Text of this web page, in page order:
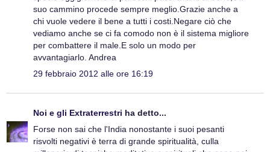
suo cammino procede sempre meglio.Grazie anche a
chi vuole vedere il bene a tutti i costi.Negare ciò che
vediamo anche se ci fa comodo non è il sistema migliore
per combattere il male.E solo un modo per
avvantagiarlo. Andrea
29 febbraio 2012 alle ore 16:19
Noi e gli Extraterrestri ha detto...
Forse non sai che l'India nonostante i suoi pesanti
risvolti negativi è terra di grande spiritualità, culla